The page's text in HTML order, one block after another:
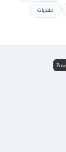
منتديات